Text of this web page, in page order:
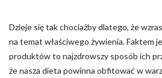
Dzieje się tak chociażby dlatego, że
na temat właściwego żywienia. Faktem
produktów to najzdrowszy sposób ich
że nasza dieta powinna obfitować w
Marketingowe pliki cookie stosowane
użytkowników na stronach
wyświetlanie reklam, które są istotne i
poszczególnych użytkowników i tym
wydawców i reklamodawców strony